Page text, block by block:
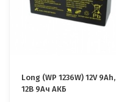
Long (WP 1236W) 12V 9Ah,
12В 9Ач АКБ